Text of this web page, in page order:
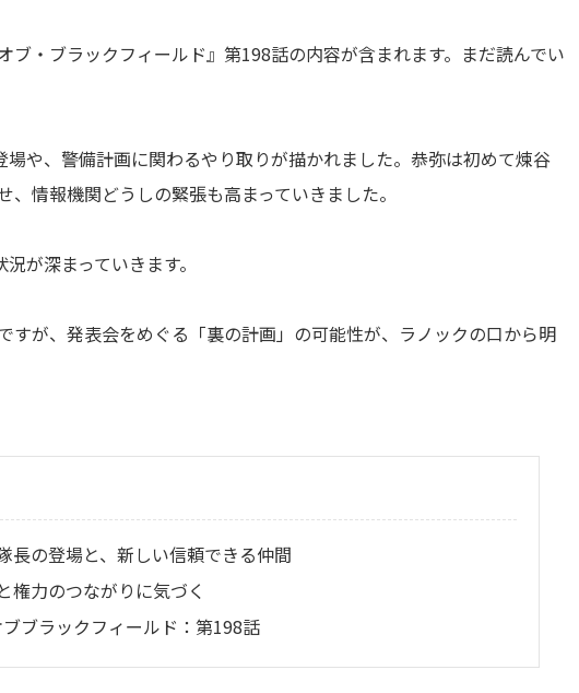
・ブラックフィールド』第198話の内容が含まれます。まだ読んでい
や、警備計画に関わるやり取りが描かれました。恭弥は初めて煉谷
、情報機関どうしの緊張も高まっていきました。
が深まっていきます。
すが、発表会をめぐる「裏の計画」の可能性が、ラノックの口から明
長の登場と、新しい信頼できる仲間
権力のつながりに気づく
ブラックフィールド：第198話